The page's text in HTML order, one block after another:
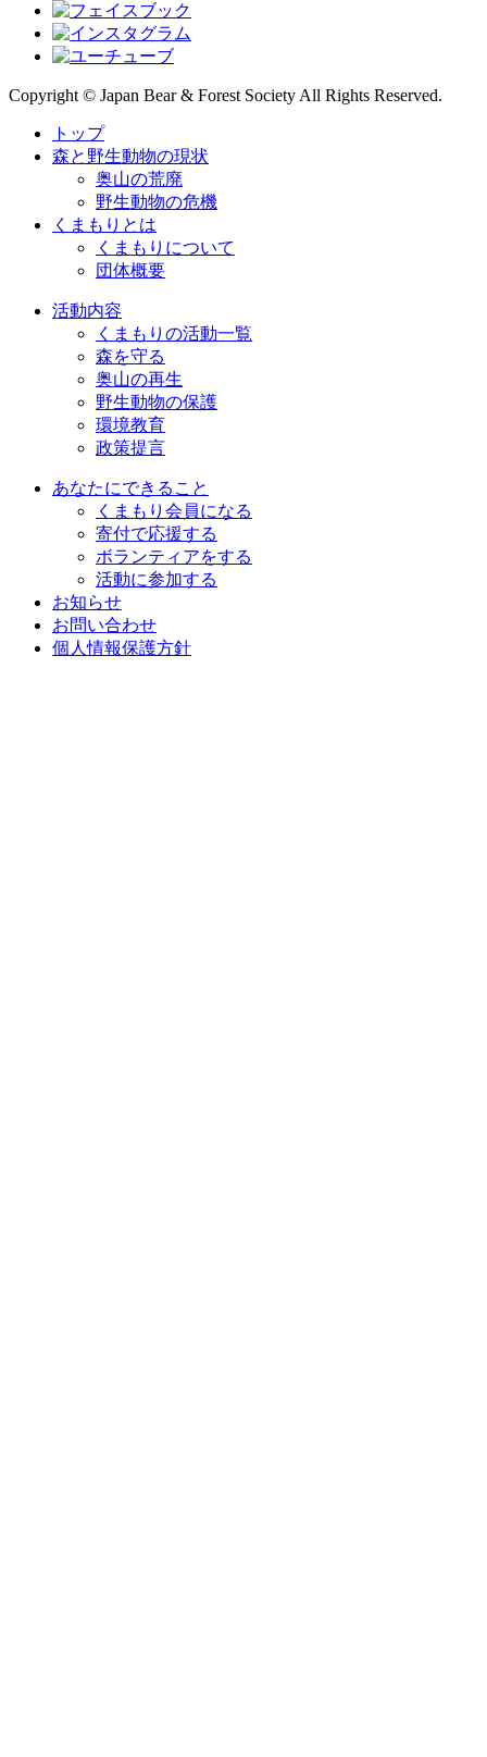
Copyright © Japan Bear & Forest Society All Rights Reserved.
トップ
森と野生動物の現状
奥山の荒廃
野生動物の危機
くまもりとは
くまもりについて
団体概要
活動内容
くまもりの活動一覧
森を守る
奥山の再生
野生動物の保護
環境教育
政策提言
あなたにできること
くまもり会員になる
寄付で応援する
ボランティアをする
活動に参加する
お知らせ
お問い合わせ
個人情報保護方針